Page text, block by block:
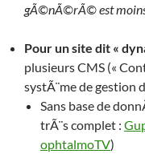
gÃ©nÃ©rÃ© est
Pour un site dit «
plusieurs CMS («
systÃ¨me de gestion
Sans base de
trÃ¨s complet :
ophtalmoTV)